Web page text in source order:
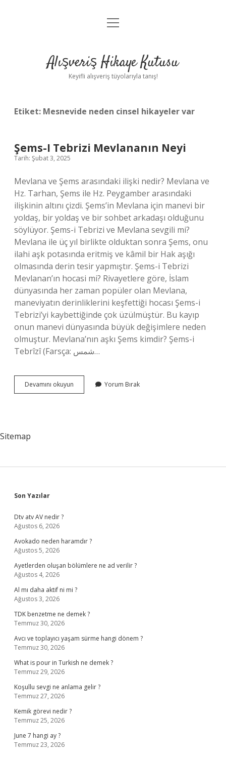
Anasayfa
Yasal Uyarı
menüyü
Alışveriş Hikaye Kutusu
Keyifli alışveriş tüyolarıyla tanış!
Etiket: Mesnevide neden cinsel hikayeler var
Şems-I Tebrizi Mevlananın Neyi
Tarih: Şubat 3, 2025
Mevlana ve Şems arasındaki ilişki nedir? Mevlana ve
Hz. Tarhan, Şems ile Hz. Peygamber arasındaki
ilişkinin altını çizdi. Şems’in Mevlana için manevi bir
yoldaş, bir yoldaş ve bir sohbet arkadaşı olduğunu
söylüyor. Şems-i Tebrizi ve Mevlana sevgili mi?
Mevlana ile üç yıl birlikte olduktan sonra Şems, onu
ilahi aşk potasında eritmiş ve kâmil bir Hak aşığı
olmasında derin tesir yapmıştır. Şems-i Tebrizi
Mevlanan’ın hocasi mi? Rivayetlere göre, İslam
dünyasında her zaman popüler olan Mevlana,
maneviyatın derinliklerini keşfettiği hocası Şems-i
Tebrizi’yi kaybettiğinde çok üzülmüştür. Bu kayıp
onun manevi dünyasında büyük değişimlere neden
olmuştur. Mevlana’nın aşkı Şems kimdir? Şems-i
Tebrîzî (Farsça: شمس…
Devamını okuyun
I
Yorum Bırak
Sitemap
Sidebar
Son Yazılar
Dtv atv AV nedir ?
Ağustos 6, 2026
Avokado neden haramdır ?
Ağustos 5, 2026
Ayetlerden oluşan bölümlere ne ad verilir ?
Ağustos 4, 2026
Al mı daha aktif ni mi ?
Ağustos 3, 2026
TDK benzetme ne demek ?
Temmuz 30, 2026
Avcı ve toplayıcı yaşam sürme hangi dönem ?
Temmuz 30, 2026
What is pour in Turkish ne demek ?
Temmuz 29, 2026
Koşullu sevgi ne anlama gelir ?
Temmuz 27, 2026
Kemik görevi nedir ?
Temmuz 25, 2026
June 7 hangi ay ?
Temmuz 23, 2026